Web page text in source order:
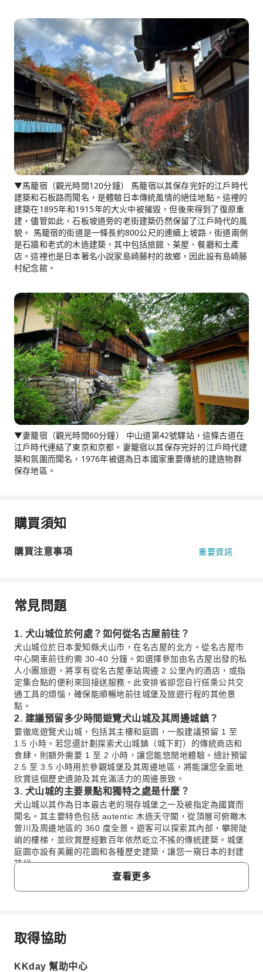
▼馬籠宿（觀光時間120分鐘） 馬籠宿以其保存完好的江戶時代
建築和石板路而聞名，是體驗日本傳統風情的絕佳地點。這裡的
建築在1895年和1915年的大火中被摧毀，但後來得到了復原重
建，儘管如此，石板坡道旁的老街建築仍然保留了江戶時代的風
貌。 馬籠宿的街道是一條長約800公尺的連續上坡路，街道兩側
是石牆和老式的木造建築，其中包括旅館、茶屋、餐廳和土產
店。這裡也是日本著名小說家島崎藤村的故鄉，因此設有島崎藤
村紀念館。
▼妻籠宿（觀光時間60分鐘） 中山道第42號驛站，這條古道在
江戶時代連結了東京和京都。妻籠宿以其保存完好的江戶時代建
築和氛圍而聞名，1976年被選為日本國家重要傳統的建造物群
保存地區。
購買須知
購買注意事項 重要資訊
常見問題
1. 犬山城位於何處？如何從名古屋前往？
犬山城位於日本愛知縣犬山市，在名古屋的北方。從名古屋市
中心開車前往約需 30-40 分鐘。如選擇參加由名古屋出發的私
人小團旅遊，將享有從名古屋車站周邊 2 公里內的酒店，或指
定集合點的便利來回接送服務。此安排省卻您自行搭乘公共交
通工具的煩惱，確保能順暢地前往城堡及旅遊行程的其他景
點。
2. 建議預留多少時間遊覽犬山城及其周邊城鎮？
要徹底遊覽犬山城，包括其主樓和庭園，一般建議預留 1 至
1.5 小時。若您還計劃探索犬山城鎮（城下町）的傳統商店和
食肆，則額外需要 1 至 2 小時，讓您能悠閒地體驗。總計預留
2.5 至 3.5 小時用於參觀城堡及其周邊地區，將能讓您全面地
欣賞這個歷史遺跡及其充滿活力的周邊景致。
3. 犬山城的主要景點和獨特之處是什麼？
犬山城以其作為日本最古老的現存城堡之一及被指定為國寶而
聞名。其主要特色包括 autentic 木造天守閣，從頂層可俯瞰木
曾川及周邊地區的 360 度全景。遊客可以探索其內部，攀爬陡
峭的樓梯，並欣賞歷經數百年依然屹立不搖的傳統建築。城堡
庭園亦設有美麗的花園和各種歷史建築，讓您一窺日本的封建
時代。
4. 如何購買犬山城及城鎮景點的門票？
犬山城門票通常可在入口處購買。許多遊客會考慮購買套票，
行程，並確認套票包含的項目，KKday 提供流暢的預訂體驗和
5. 從名古屋參加私人小團旅遊參觀犬山城是否方便？
查看更多
常見問題
取得協助
KKday 幫助中心